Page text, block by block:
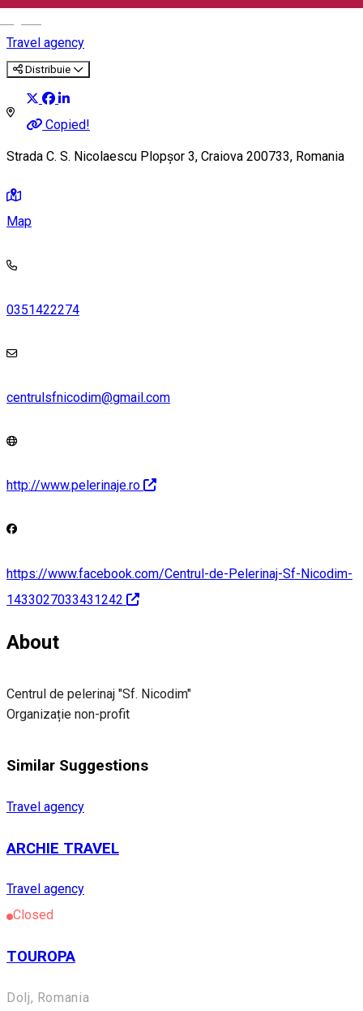
Travel agency
Distribuie
Copied!
Strada C. S. Nicolaescu Plopșor 3, Craiova 200733, Romania
Map
0351422274
centrulsfnicodim@gmail.com
http://www.pelerinaje.ro
https://www.facebook.com/Centrul-de-Pelerinaj-Sf-Nicodim-
1433027033431242
About
Centrul de pelerinaj "Sf. Nicodim"
Organizație non-profit
Similar Suggestions
Travel agency
ARCHIE TRAVEL
Travel agency
Closed
TOUROPA
Dolj, Romania